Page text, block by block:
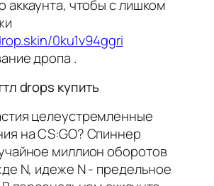
аккаунта, чтобы с лишком
0ku1v94ggri
дропа .
drops купить
целеустремленные
на CS:GO? Спиннер
миллион оборотов
N, идеже N - предельное